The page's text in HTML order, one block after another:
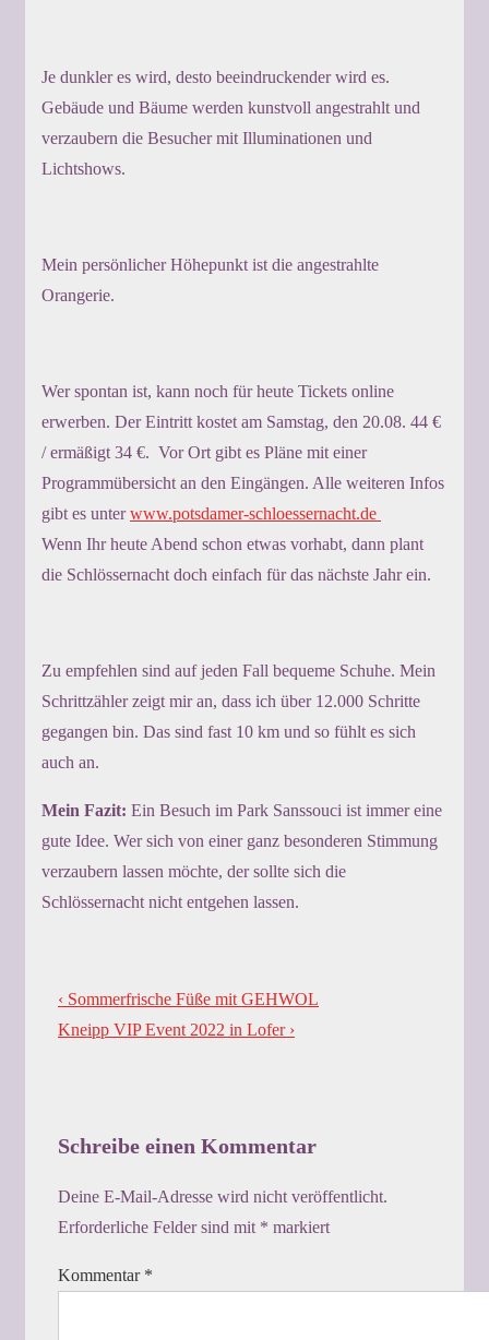
Je dunkler es wird, desto beeindruckender wird es.
Gebäude und Bäume werden kunstvoll angestrahlt und
verzaubern die Besucher mit Illuminationen und
Lichtshows.
Mein persönlicher Höhepunkt ist die angestrahlte
Orangerie.
Wer spontan ist, kann noch für heute Tickets online
erwerben. Der Eintritt kostet am Samstag, den 20.08. 44 €
/ ermäßigt 34 €. Vor Ort gibt es Pläne mit einer
Programmübersicht an den Eingängen. Alle weiteren Infos
gibt es unterwww.potsdamer-schloessernacht.de
Wenn Ihr heute Abend schon etwas vorhabt, dann plant
die Schlössernacht doch einfach für das nächste Jahr ein.
Zu empfehlen sind auf jeden Fall bequeme Schuhe. Mein
Schrittzähler zeigt mir an, dass ich über 12.000 Schritte
gegangen bin. Das sind fast 10 km und so fühlt es sich
auch an.
Mein Fazit: Ein Besuch im Park Sanssouci ist immer eine
gute Idee. Wer sich von einer ganz besonderen Stimmung
verzaubern lassen möchte, der sollte sich die
Schlössernacht nicht entgehen lassen.
Beitragsnavigation
Previous
Post
‹ Sommerfrische Füße mit GEHWOL
Next
Kneipp VIP Event 2022 in Lofer ›
Schreibe einen Kommentar
Deine E-Mail-Adresse wird nicht veröffentlicht.
Erforderliche Felder sind mit * markiert
Kommentar *